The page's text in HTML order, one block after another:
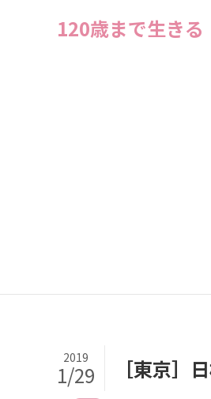
120歳まで生きる
［東京］
2019
1/29